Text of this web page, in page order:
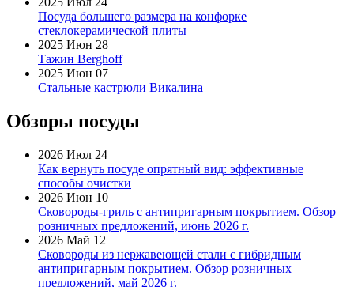
Посуда большего размера на конфорке
стеклокерамической плиты
2025 Июн 28
Тажин Berghoff
2025 Июн 07
Стальные кастрюли Викалина
Обзоры посуды
2026 Июл 24
Как вернуть посуде опрятный вид: эффективные
способы очистки
2026 Июн 10
Сковороды-гриль с антипригарным покрытием. Обзор
розничных предложений, июнь 2026 г.
2026 Май 12
Сковороды из нержавеющей стали с гибридным
антипригарным покрытием. Обзор розничных
предложений, май 2026 г.